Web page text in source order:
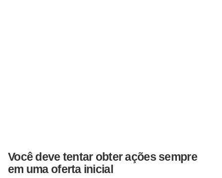
Você deve tentar obter ações sempre
em uma oferta inicial
c